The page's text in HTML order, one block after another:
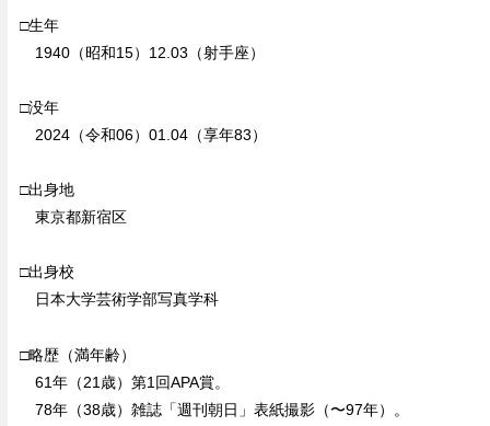
□生年
1940（昭和15）12.03（射手座）
□没年
2024（令和06）01.04（享年83）
□出身地
東京都新宿区
□出身校
日本大学芸術学部写真学科
□略歴（満年齢）
61年（21歳）第1回APA賞。
78年（38歳）雑誌「週刊朝日」表紙撮影（〜97年）。